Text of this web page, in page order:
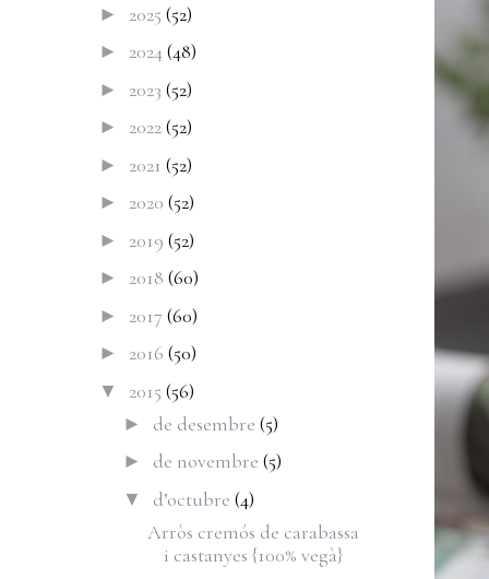
► 2025 (52)
► 2024(48)
► 2023 (52)
► 2022(52)
► 2021 (52)
► 2020 (52)
► 2019 (52)
► 2018 (60)
► 2017 (60)
► 2016 (50)
▼ 2015 (56)
► de desembre (5)
► de novembre (5)
▼ d’octubre (4)
Arròs cremós de carabassa
i castanyes {100% vegà}